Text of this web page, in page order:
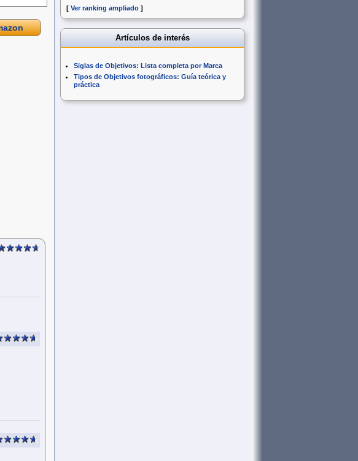
[ Ver ranking ampliado ]
Artículos de interés
Siglas de Objetivos: Lista completa por Marca
Tipos de Objetivos fotográficos: Guía teórica y
práctica